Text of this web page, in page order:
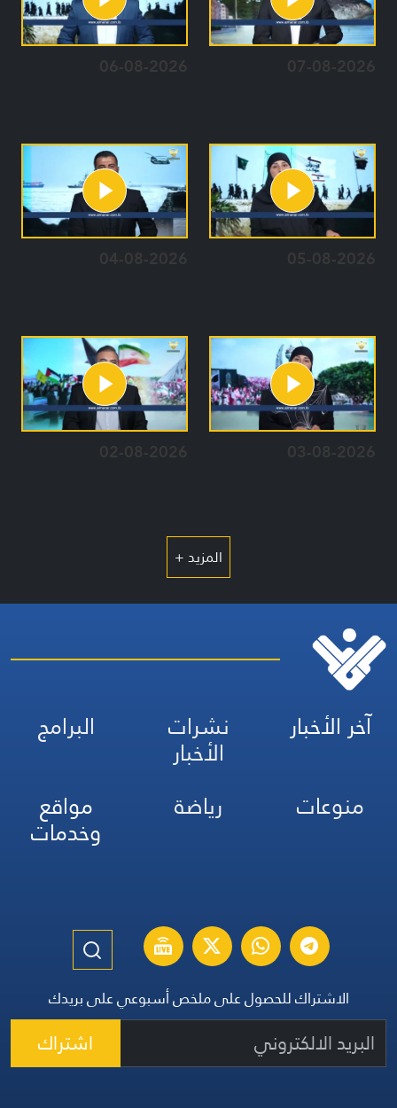
07-08-2026
06-08-2026
05-08-2026
04-08-2026
03-08-2026
02-08-2026
المزيد +
آخر الأخبار نشرات
الأخبار
البرامج
منوعات
رياضة مواقع
وخدمات
الاشتراك للحصول على ملخص أسبوعي على بريدك
اشتراك